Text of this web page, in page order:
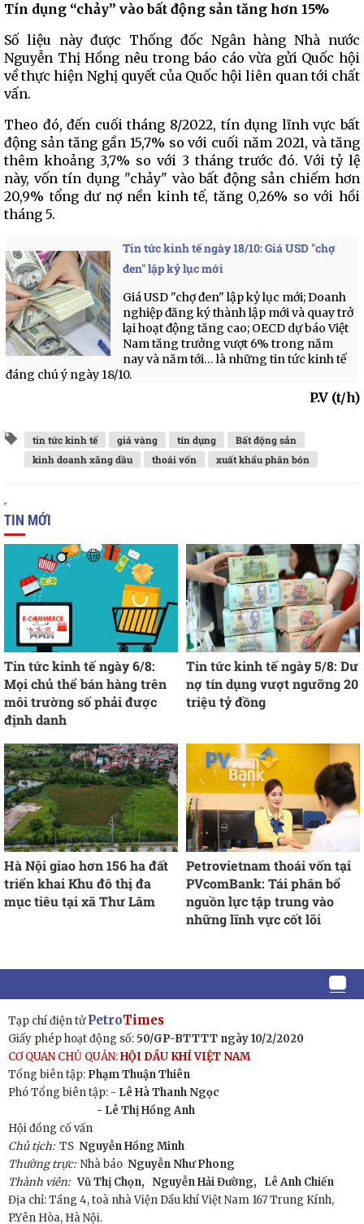
Tín dụng “chảy” vào bất động sản tăng hơn 15%
Số liệu này được Thống đốc Ngân hàng Nhà nước
Nguyễn Thị Hồng nêu trong báo cáo vừa gửi Quốc hội
về thực hiện Nghị quyết của Quốc hội liên quan tới chất
vấn.
Theo đó, đến cuối tháng 8/2022, tín dụng lĩnh vực bất
động sản tăng gần 15,7% so với cuối năm 2021, và tăng
thêm khoảng 3,7% so với 3 tháng trước đó. Với tỷ lệ
này, vốn tín dụng "chảy" vào bất động sản chiếm hơn
20,9% tổng dư nợ nền kinh tế, tăng 0,26% so với hồi
tháng 5.
Tin tức kinh tế ngày 18/10: Giá USD "chợ
đen" lập kỷ lục mới
Giá USD "chợ đen" lập kỷ lục mới; Doanh
nghiệp đăng ký thành lập mới và quay trở
lại hoạt động tăng cao; OECD dự báo Việt
Nam tăng trưởng vượt 6% trong năm
nay và năm tới… là những tin tức kinh tế
đáng chú ý ngày 18/10.
P.V (t/h)
tin tức kinh tế giá vàng tín dụng
Bất động sản
kinh doanh xăng dầu
thoái vốn xuất khẩu phân bón
TIN MỚI
Tin tức kinh tế ngày 6/8:
Mọi chủ thể bán hàng trên
môi trường số phải được
định danh
Tin tức kinh tế ngày 5/8: Dư
nợ tín dụng vượt ngưỡng 20
triệu tỷ đồng
Hà Nội giao hơn 156 ha đất
triển khai Khu đô thị đa
mục tiêu tại xã Thư Lâm
Petrovietnam thoái vốn tại
PVcomBank: Tái phân bổ
nguồn lực tập trung vào
những lĩnh vực cốt lõi
Tạp chí điện tửPetroTimes
Giấy phép hoạt động số: 50/GP-BTTTT ngày 10/2/2020
CƠ QUAN CHỦ QUẢN:HỘI DẦU KHÍ VIỆT NAM
Tổng biên tập: Phạm Thuận Thiên
Phó Tổng biên tập: - Lê Hà Thanh Ngọc
- Lê Thị Hồng Anh
Hội đồng cố vấn
Chủ tịch:TS Nguyễn Hồng Minh
Thường trực: Nhà báo Nguyễn Như Phong
Thành viên: Vũ Thị Chọn, Nguyễn Hải Đường,
Lê Anh Chiến
Địa chỉ: Tầng 4, toà nhà Viện Dầu khí Việt Nam 167 Trung Kính,
P.Yên Hòa, Hà Nội.